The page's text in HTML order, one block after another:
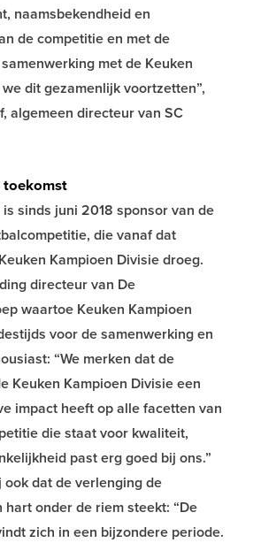
naamsbekendheid en
de competitie en met de
met de Keuken
dit gezamenlijk voortzetten”,
algemeen directeur van SC
toekomst
sinds juni 2018 sponsor van de
die vanaf dat
Kampioen Divisie droeg.
directeur van De
waartoe Keuken Kampioen
voor de samenwerking en
“We merken dat de
Keuken Kampioen Divisie een
impact heeft op alle facetten van
die staat voor kwaliteit,
past erg goed bij ons.”
dat de verlenging de
onder de riem steekt: “De
zich in een bijzondere periode.